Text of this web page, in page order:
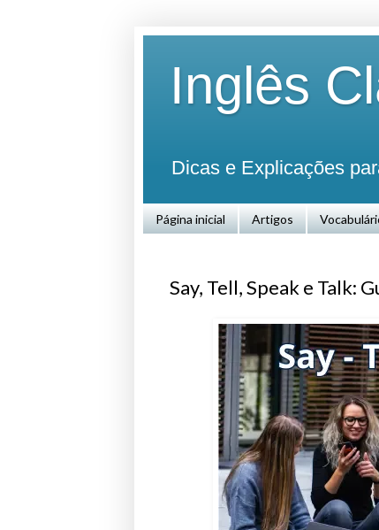
Inglês
Dicas e Explicações
Página inicial Artigos
Say, Tell, Speak e Talk: